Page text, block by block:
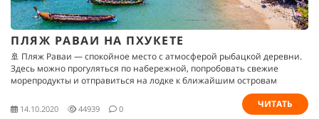
ПЛЯЖ РАВАИ НА ПХУКЕТЕ
🚢 Пляж Раваи — спокойное место с атмосферой рыбацкой деревни.
Здесь можно прогуляться по набережной, попробовать свежие
морепродукты и отправиться на лодке к ближайшим островам
14.10.2020 44939 0 ЧИТАТЬ